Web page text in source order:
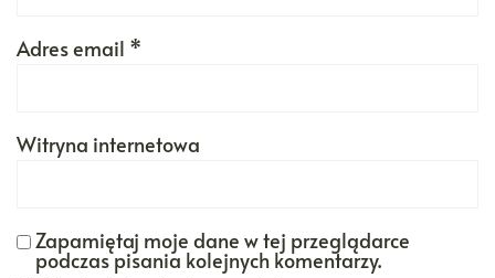
Adres email *
Witryna internetowa
Zapamiętaj moje dane w tej przeglądarce
podczas pisania kolejnych komentarzy.